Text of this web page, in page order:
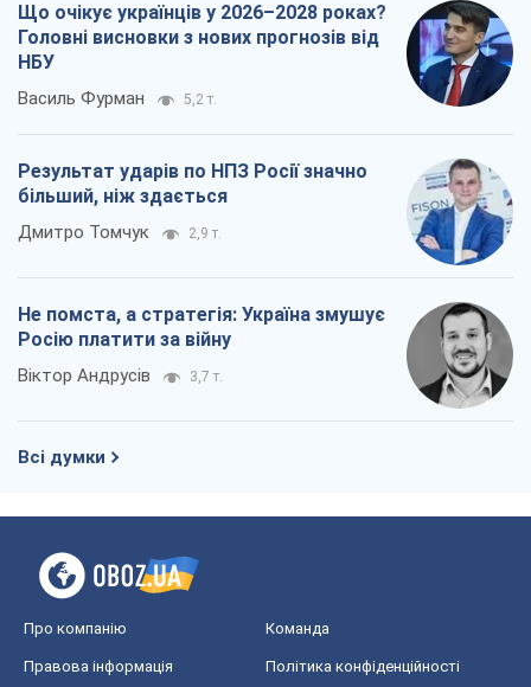
Що очікує українців у 2026–2028 роках?
Головні висновки з нових прогнозів від
НБУ
Василь Фурман 5,2 т.
Результат ударів по НПЗ Росії значно
більший, ніж здається
Дмитро Томчук 2,9 т.
Не помста, а стратегія: Україна змушує
Росію платити за війну
Віктор Андрусів 3,7 т.
Всі думки
Про компанію Команда
Правова інформація Політика конфіденційності